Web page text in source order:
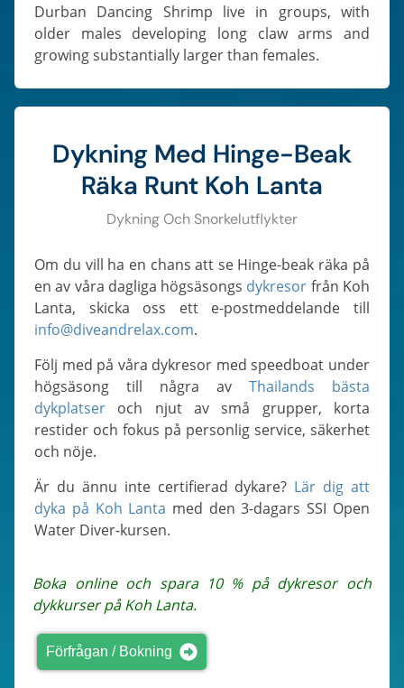
Durban Dancing Shrimp live in groups, with
older males developing long claw arms and
growing substantially larger than females.
Dykning Med Hinge-Beak
Räka Runt Koh Lanta
Dykning Och Snorkelutflykter
Om du vill ha en chans att se Hinge-beak räka på
en av våra dagliga högsäsongs dykresor från Koh
Lanta, skicka oss ett e-postmeddelande till
info@diveandrelax.com.
Följ med på våra dykresor med speedboat under
högsäsong till några av Thailands bästa
dykplatser och njut av små grupper, korta
restider och fokus på personlig service, säkerhet
och nöje.
Är du ännu inte certifierad dykare? Lär dig att
dyka på Koh Lanta med den 3-dagars SSI Open
Water Diver-kursen.
Boka online och spara 10 % på dykresor och
dykkurser på Koh Lanta.
Förfrågan / Bokning